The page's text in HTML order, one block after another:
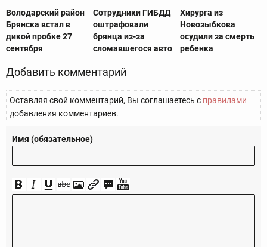
Володарский район
Брянска встал в
дикой пробке 27
сентября
Сотрудники ГИБДД
оштрафовали
брянца из-за
сломавшегося авто
Хирурга из
Новозыбкова
осудили за смерть
ребенка
Добавить комментарий
Оставляя свой комментарий, Вы соглашаетесь с правилами
добавления комментариев.
Имя (обязательное)